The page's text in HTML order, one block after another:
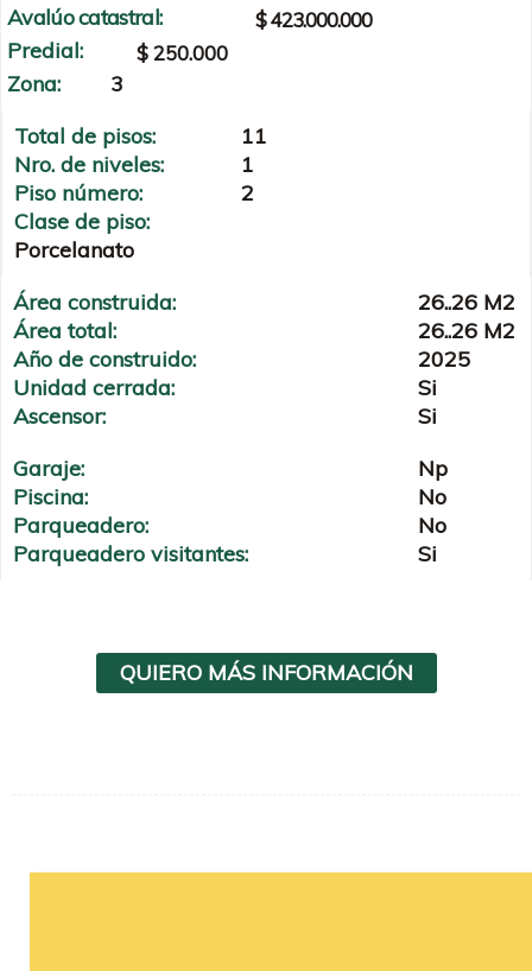
Avalúo catastral: $ 423.000.000
Predial: $ 250.000
Zona:
3
Total de pisos:
11
Nro. de niveles:
1
Piso número:
2
Clase de piso:
Porcelanato
Área construida:
26..26 M2
Área total:
26..26 M2
Año de construido:
2025
Unidad cerrada:
Si
Ascensor:
Si
Garaje:
Np
Piscina:
No
Parqueadero:
No
Parqueadero visitantes:
Si
QUIERO MÁS INFORMACIÓN